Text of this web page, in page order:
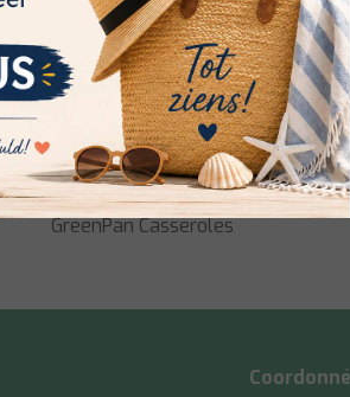
GreenPan Casseroles